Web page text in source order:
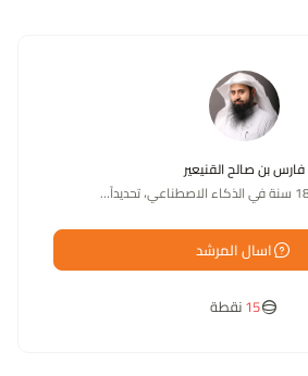
فارس بن صالح القنيعير
اسال المرشد
15نقطة